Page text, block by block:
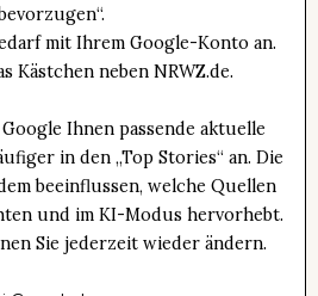
mit Ihrem Google-Konto an.
Kästchen neben NRWZ.de.
Ihnen passende aktuelle
in den „Top Stories“ an. Die
beeinflussen, welche Quellen
und im KI-Modus hervorhebt.
Sie jederzeit wieder ändern.